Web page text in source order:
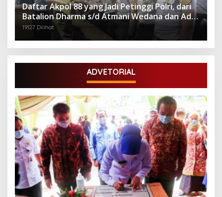
Daftar Akpol 88 yang Jadi Petinggi Polri, dari
Batalion Dharma s/d Atmani Wedana dan Adhi
Pradana
19127 Dilihat
ADVETORIAL